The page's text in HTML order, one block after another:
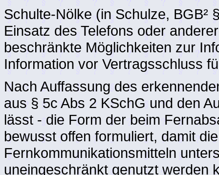
Schulte-Nölke (in Schulze, BGB²
Einsatz des Telefons oder
beschränkte Möglichkeiten zur
Information vor Vertragsschluss
Nach Auffassung des
aus § 5c Abs 2 KSchG und den
lässt - die Form der beim
bewusst offen formuliert, damit
Fernkommunikationsmitteln
uneingeschränkt genutzt werden